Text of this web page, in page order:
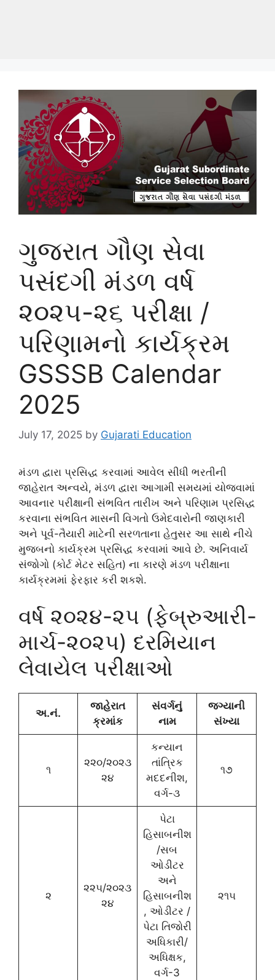
ગુજરાત ગૌણ સેવા
પસંદગી મંડળ વર્ષ
૨૦૨૫-૨૬ પરીક્ષા /
પરિણામનો કાર્યક્રમ
GSSSB Calendar
2025
July 17, 2025 by Gujarati Education
મંડળ દ્વારા પ્રસિદ્ધ કરવામાં આવેલ સીધી ભરતીની
જાહેરાત અન્વયે, મંડળ દ્વારા આગામી સમયમાં યોજવામાં
આવનાર પરીક્ષાની સંભવિત તારીખ અને પરિણામ પ્રસિદ્ધ
કરવાના સંભવિત માસની વિગતો ઉમેદવારોની જાણકારી
અને પૂર્વ-તૈયારી માટેની સરળતાના હેતુસર આ સાથે નીચે
મુજબનો કાર્યક્રમ પ્રસિદ્ધ કરવામાં આવે છે. અનિવાર્ય
સંજોગો (કોર્ટ મેટર સહિત) ના કારણે મંડળ પરીક્ષાના
કાર્યક્રમમાં ફેરફાર કરી શકશે.
વર્ષ ૨૦૨૪-૨૫ (ફેબ્રુઆરી-
માર્ચ-૨૦૨૫) દરમિયાન
લેવાયેલ પરીક્ષાઓ
અ.નં.
જાહેરાત
ક્રમાંક
સંવર્ગનું
નામ
જગ્યાની
સંખ્યા
૧
૨૨૦/૨૦૨૩
૨૪
કન્યાન
તાંત્રિક
મદદનીશ,
વર્ગ-૩
૧૭
૨
૨૨૫/૨૦૨૩
૨૪
પેટા
હિસાબનીશ
/સબ
ઓડીટર
અને
હિસાબનીશ
, ઓડીટર /
પેટા તિજોરી
અધિકારી/
અધિક્ષક,
વર્ગ-3
૨૧૫